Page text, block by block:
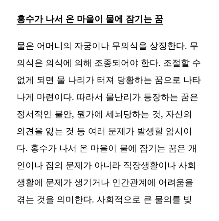
홍수가 나서 온 마을이 물에 잠기는 꿈
물은 어머니의 자궁이나 무의식을 상징한다. 무
의식은 의식에 의해 조종되어야 한다. 조절할 수
없게 되면 물 나리가 터져 당황하는 꿈으로 나타
나게 마련이다. 따라서 물난리가 등장하는 꿈은
정서적인 불안, 뭔가에 세뇌당하는 것, 자신의
의견을 잃는 것 등 여러 문제가 발생할 암시이
다. 홍수가 나서 온 마을이 물에 잠기는 꿈은 개
인이나 집의 문제가 아니라 직장생활이나 사회
생활에 문제가 생기거나 인간관계에 어려움을
겪는 것을 의미한다. 사회적으로 큰 물의를 빚